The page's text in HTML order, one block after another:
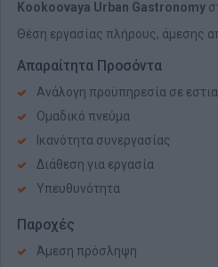
Kookoovaya Urban Gastronomy
Θέση εργασίας πλήρους, άμεσης
Απαραίτητα Προσόντα
Ανάλογη προϋπηρεσία σε
Ομαδικό πνεύμα
Ικανότητα συνεργασίας
Διάθεση για εργασία
Υπευθυνότητα
Παροχές
Άμεση πρόσληψη